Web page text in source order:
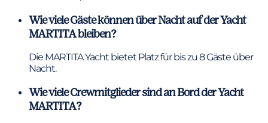
Wie viele Gäste können über Nacht auf der Yacht
MARTITA bleiben?
Die MARTITA Yacht bietet Platz für bis zu 8 Gäste über
Nacht.
Wie viele Crewmitglieder sind an Bord der Yacht
MARTITA?